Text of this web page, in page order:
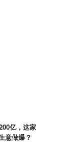
亿，这家
意做爆？